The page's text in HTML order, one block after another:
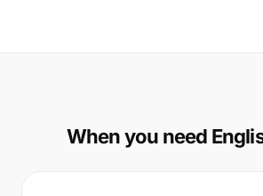
When you need